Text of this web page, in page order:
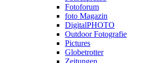
Fotoforum
foto Magazin
DigitalPHOTO
Outdoor Fotografie
Pictures
Globetrotter
Zeitungen